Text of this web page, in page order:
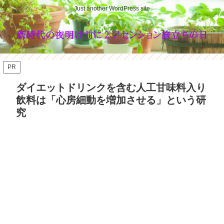
Just another WordPress site
PR
ダイエットドリンクを含む人工甘味料入り
飲料は「心房細動を増加させる」という研
究